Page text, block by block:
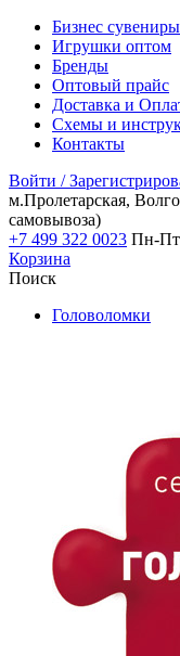
Бизнес
Игрушки оптом
Бренды
Оптовый прайс
Доставка и
Схемы и
Контакты
Войти /
м.Пролетарская,
самовывоза)
+7 499 322 0023 Пн-Пт
Корзина
Поиск
Головоломки